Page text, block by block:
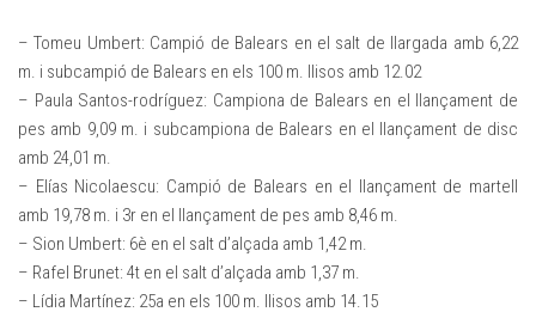
– Tomeu Umbert: Campió de Balears en el salt de llargada amb 6,22
m. i subcampió de Balears en els 100 m. llisos amb 12.02
– Paula Santos-rodríguez: Campiona de Balears en el llançament de
pes amb 9,09 m. i subcampiona de Balears en el llançament de disc
amb 24,01 m.
– Elías Nicolaescu: Campió de Balears en el llançament de martell
amb 19,78 m. i 3r en el llançament de pes amb 8,46 m.
– Sion Umbert: 6è en el salt d’alçada amb 1,42 m.
– Rafel Brunet: 4t en el salt d’alçada amb 1,37 m.
– Lídia Martínez: 25a en els 100 m. llisos amb 14.15